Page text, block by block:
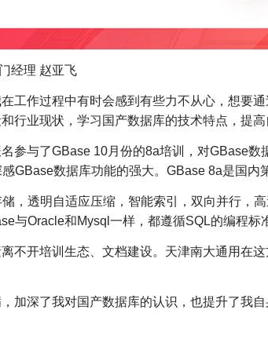
经理 赵亚飞
工作过程中有时会感到有些力不从心，想要
行业现状，学习国产数据库的技术特点，提高
参与了GBase 10月份的8a培训，对GBase
GBase数据库功能的强大。GBase 8a是国内
，透明自适应压缩，智能索引，双向并行，
与Oracle和Mysql一样，都遵循SQL的编程
不开培训生态、文档建设。天津南大通用在
加深了我对国产数据库的认识，也提升了我